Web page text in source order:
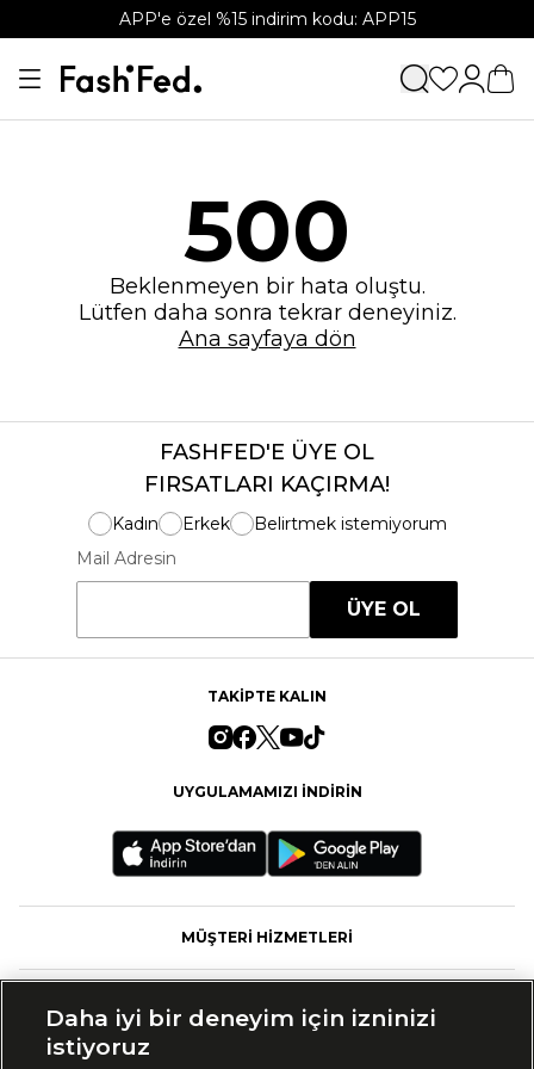
APP'e özel %15 indirim kodu: APP15
500
Beklenmeyen bir hata oluştu.
Lütfen daha sonra tekrar deneyiniz.
Ana sayfaya dön
FASHFED'E ÜYE OL
FIRSATLARI KAÇIRMA!
Kadın Erkek
Belirtmek istemiyorum
Mail Adresin
ÜYE OL
TAKİPTE KALIN
UYGULAMAMIZI İNDİRİN
MÜŞTERİ HİZMETLERİ
Daha iyi bir deneyim için izninizi
istiyoruz